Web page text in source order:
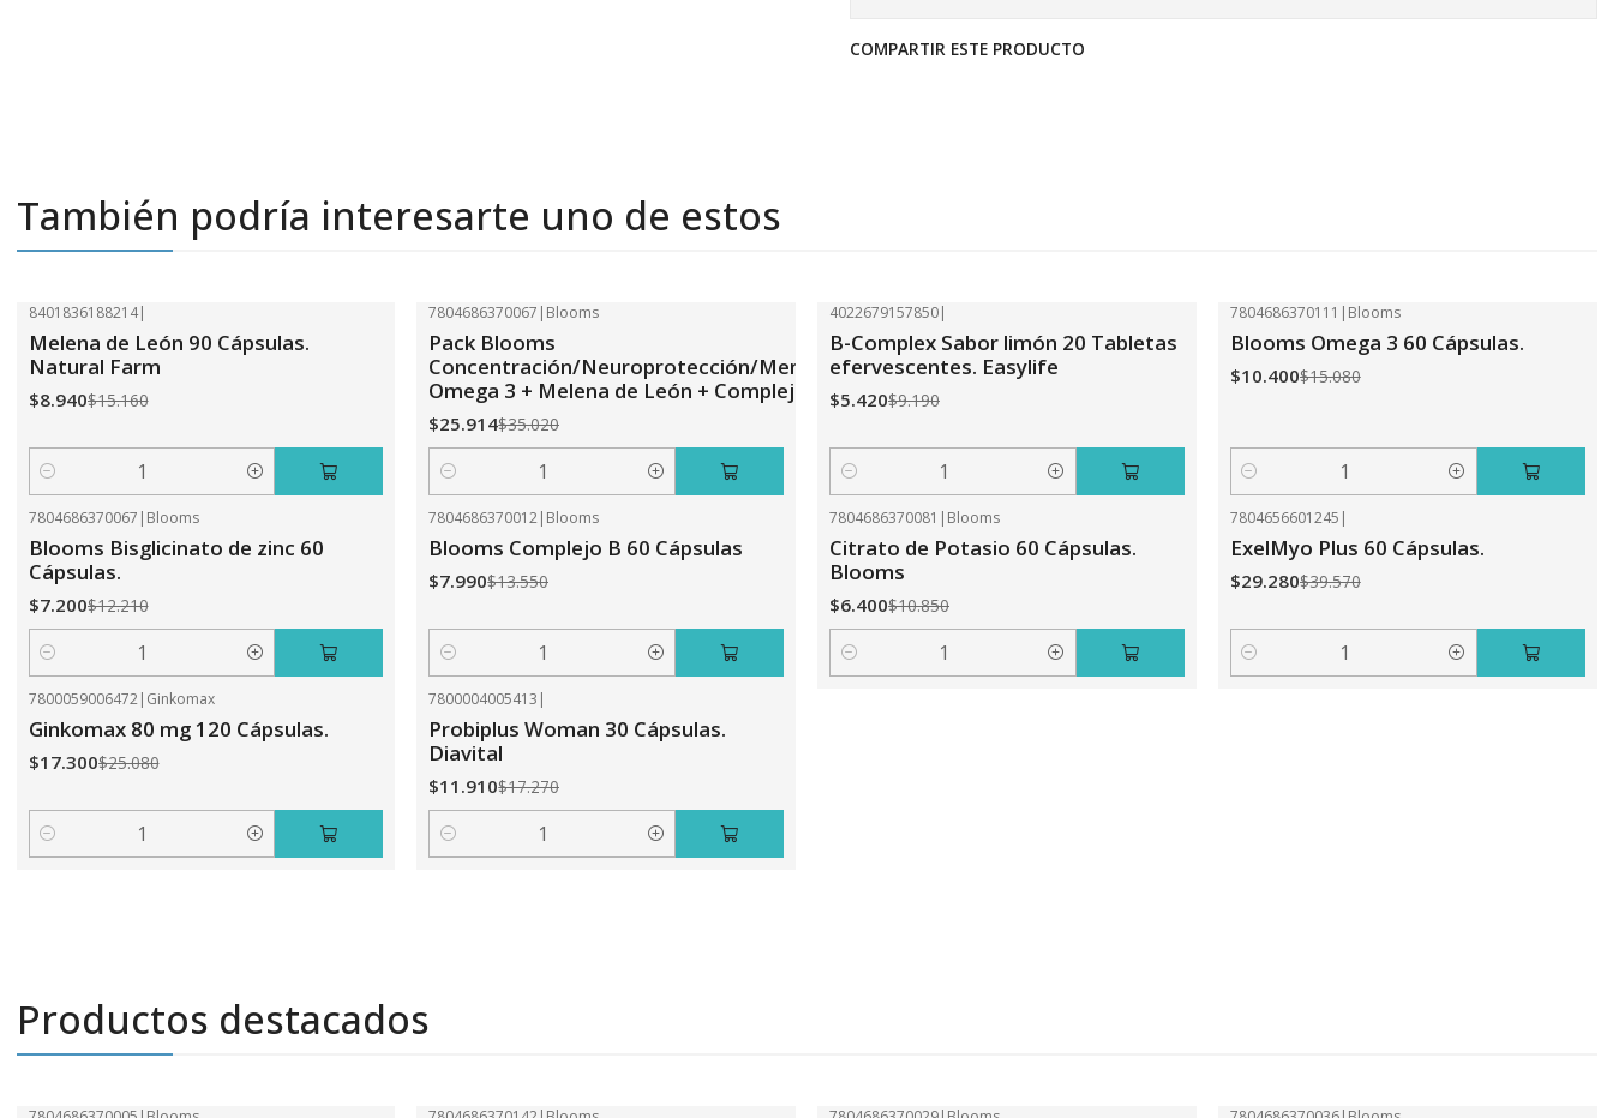
COMPARTIR ESTE PRODUCTO
También podría interesarte uno de estos
8401836188214|
Melena de León 90 Cápsulas.
Natural Farm
$8.940$15.160
Cantidad
7804686370067 | Blooms
Pack Blooms
Concentración/Neuroprotección/Memoria:
Omega 3 + Melena de León + Complejo B
$25.914$35.020
Cantidad
4022679157850|
B-Complex Sabor limón 20 Tabletas
efervescentes. Easylife
$5.420$9.190
Cantidad
7804686370111 | Blooms
Blooms Omega 3 60 Cápsulas.
$10.400$15.080
Cantidad
7804686370067 | Blooms
Blooms Bisglicinato de zinc 60
Cápsulas.
$7.200$12.210
Cantidad
7804686370012| Blooms
Blooms Complejo B 60 Cápsulas
$7.990$13.550
Cantidad
7804686370081 | Blooms
Citrato de Potasio 60 Cápsulas.
Blooms
$6.400$10.850
Cantidad
7804656601245 |
ExelMyo Plus 60 Cápsulas.
$29.280$39.570
Cantidad
7800059006472| Ginkomax
Ginkomax 80 mg 120 Cápsulas.
$17.300$25.080
Cantidad
7800004005413 |
Probiplus Woman 30 Cápsulas.
Diavital
$11.910$17.270
Cantidad
Productos destacados